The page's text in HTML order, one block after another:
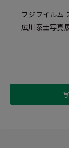
フジフイルム
広川泰士写真